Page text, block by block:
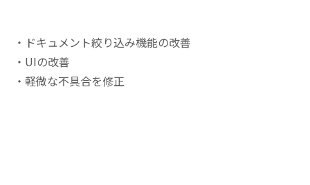
・ドキュメント絞り込み機能の改善
・UIの改善
・軽微な不具合を修正